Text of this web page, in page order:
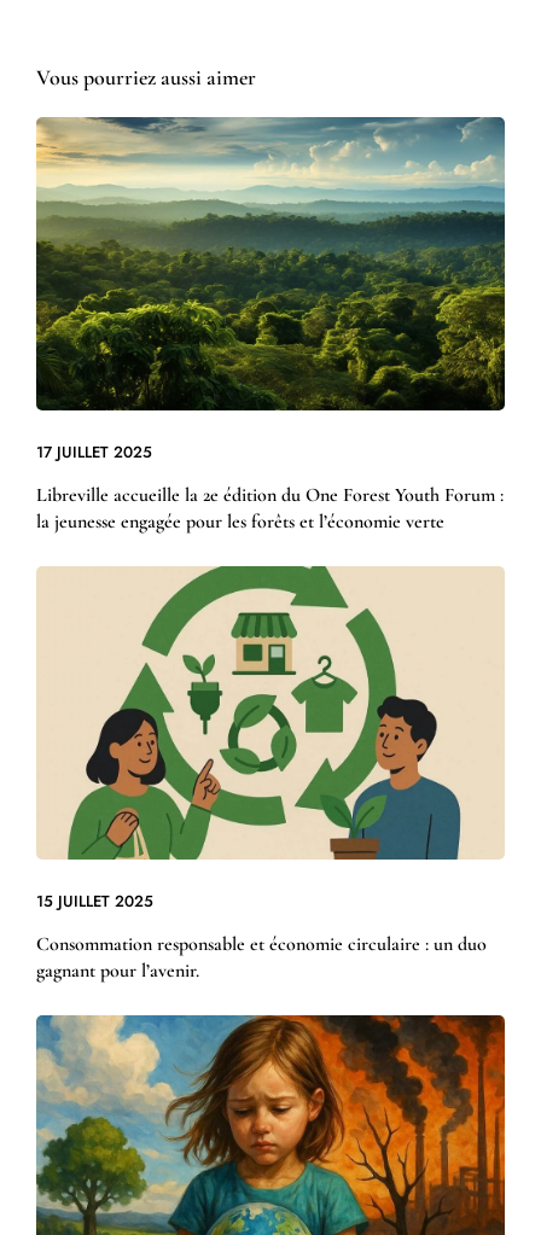
Vous pourriez aussi aimer
17 JUILLET 2025
Libreville accueille la 2e édition du One Forest Youth Forum :
la jeunesse engagée pour les forêts et l’économie verte
15 JUILLET 2025
Consommation responsable et économie circulaire : un duo
gagnant pour l’avenir.